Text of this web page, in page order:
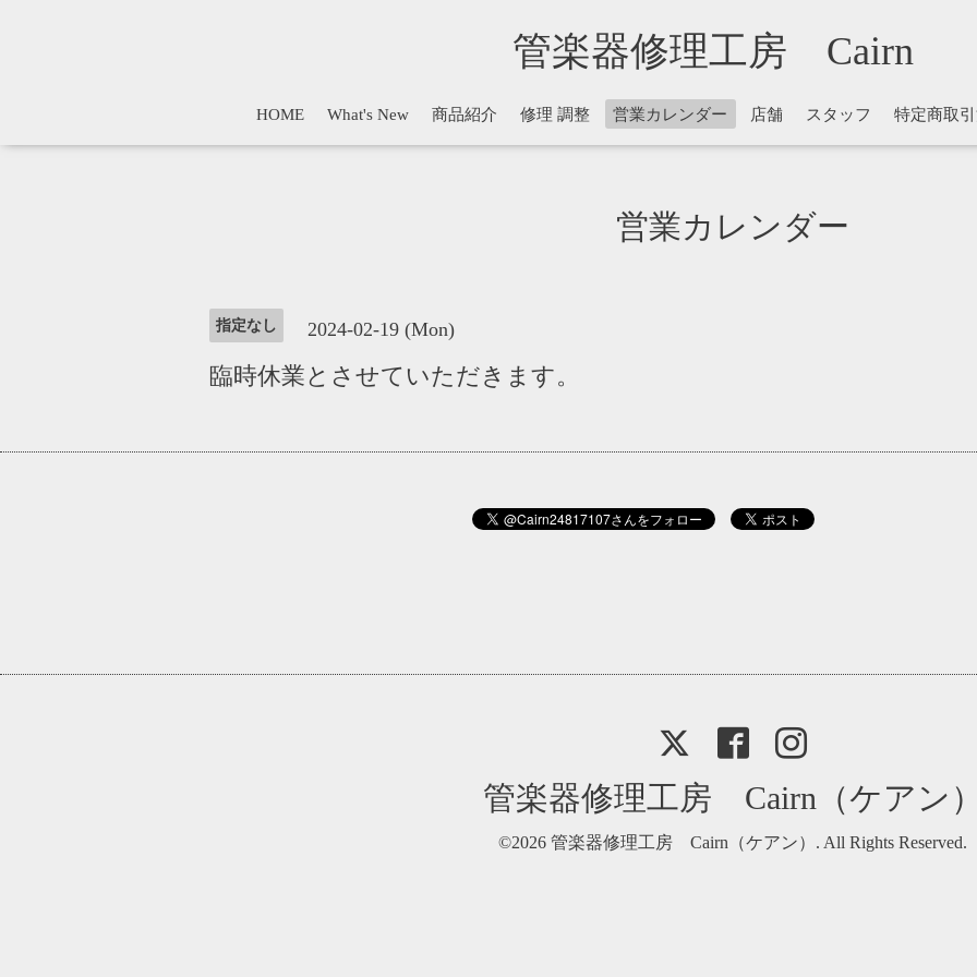
管楽器修理工房 Cairn
HOME What's New 商品紹介 修理 調整 営業カレンダー 店舗 スタッフ 特定商取
営業カレンダー
指定なし 2024-02-19 (Mon)
臨時休業とさせていただきます。
管楽器修理工房 Cairn（ケアン
©2026 管楽器修理工房 Cairn（ケアン） . All Rights Reserved.